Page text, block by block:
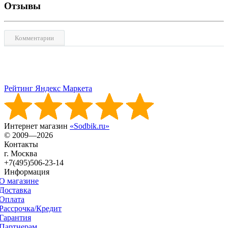
Отзывы
Комментарии
Рейтинг Яндекс Маркета
Интернет магазин «Sodbik.ru»
© 2009—2026
Контакты
г. Москва
+7(495)506-23-14
Информация
магазине
Кредит